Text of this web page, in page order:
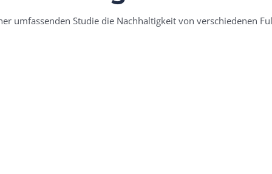
umfassenden Studie die Nachhaltigkeit von verschiedenen